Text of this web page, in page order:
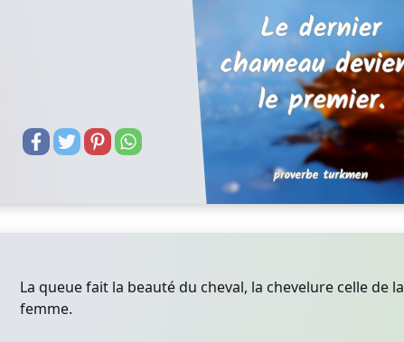
La queue fait la beauté du cheval, la chevelure celle de la
femme.